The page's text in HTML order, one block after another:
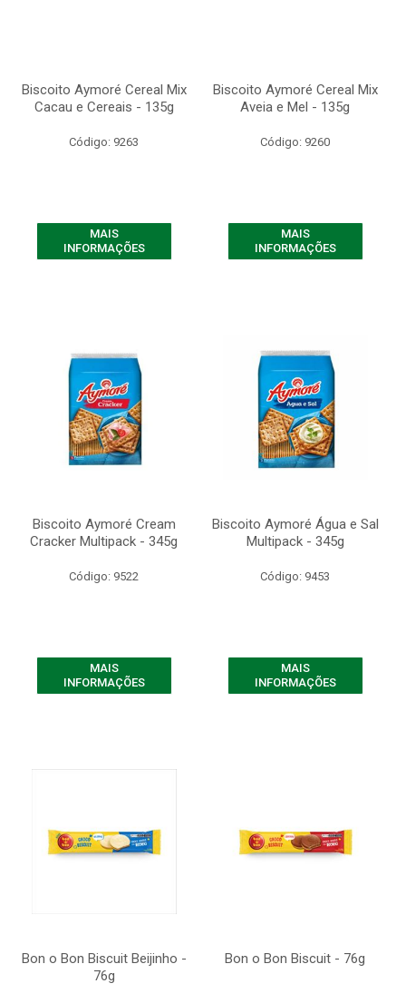
Biscoito Aymoré Cereal Mix
Cacau e Cereais - 135g
Código: 9263
MAIS
INFORMAÇÕES
Biscoito Aymoré Cereal Mix
Aveia e Mel - 135g
Código: 9260
MAIS
INFORMAÇÕES
Biscoito Aymoré Cream
Cracker Multipack - 345g
Código: 9522
MAIS
INFORMAÇÕES
Biscoito Aymoré Água e Sal
Multipack - 345g
Código: 9453
MAIS
INFORMAÇÕES
Bon o Bon Biscuit Beijinho -
76g
Bon o Bon Biscuit - 76g